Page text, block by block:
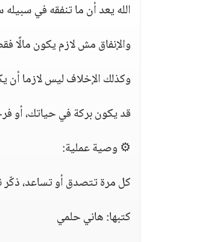
الله يعد أن ما تنفقه في
والإنفاق مش لازم يكون مالًا
وكذلك الإخلاف ليس لازما أن
قد يكون بركة في حياتك، أو
⚙️ وصية عملية:
كل مرة تتصدق أو تساعد، ذكّر
كتبها: هاني حلمي